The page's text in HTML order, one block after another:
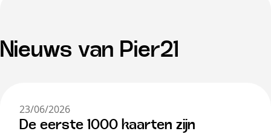
Nieuws van Pier21
23/06/2026
De eerste 1000 kaarten zijn